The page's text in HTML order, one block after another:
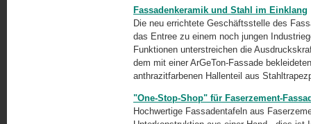
Fassadenkeramik und Stahl im Einklang
Die neu errichtete Geschäftsstelle des
das Entree zu einem noch jungen
Funktionen unterstreichen die
dem mit einer ArGeTon-Fassade
anthrazitfarbenen Hallenteil aus
"One-Stop-Shop" für Faserzement-
Hochwertige Fassadentafeln aus